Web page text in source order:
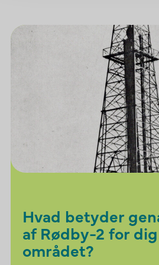
Hvad betyder
af Rødby-2 for
området?